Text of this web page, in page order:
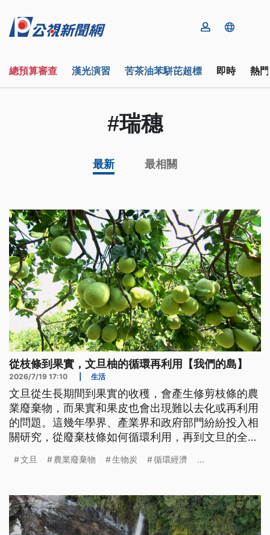
總預算審查 漢光演習 苦茶油苯駢芘超標 即時 熱
#瑞穗
最新 最相關
從枝條到果實，文旦柚的循環再利用【我們的島】
2026/7/19 17:10 生活
文旦從生長期間到果實的收穫，會產生修剪枝條的農
業廢棄物，而果實和果皮也會出現難以去化或再利用
的問題。這幾年學界、產業界和政府部門紛紛投入相
關研究，從廢棄枝條如何循環利用，再到文旦的全果
文旦 農業廢棄物 生物炭 循環經濟 ...